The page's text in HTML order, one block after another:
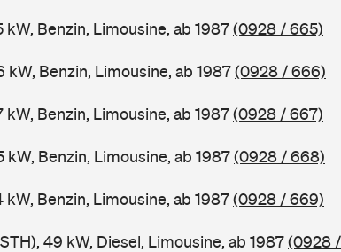
kW, Benzin, Limousine, ab 1987(0928 / 665)
kW, Benzin, Limousine, ab 1987(0928 / 666)
kW, Benzin, Limousine, ab 1987(0928 / 667)
kW, Benzin, Limousine, ab 1987(0928 / 668)
kW, Benzin, Limousine, ab 1987(0928 / 669)
49 kW, Diesel, Limousine, ab 1987(0928